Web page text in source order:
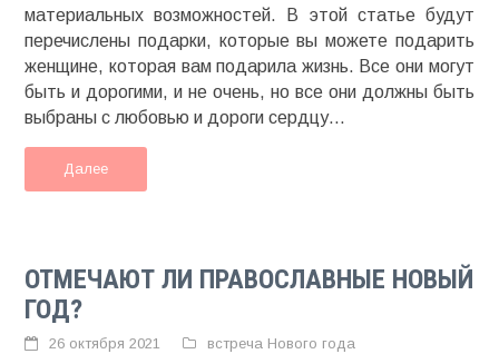
материальных возможностей. В этой статье будут
перечислены подарки, которые вы можете подарить
женщине, которая вам подарила жизнь. Все они могут
быть и дорогими, и не очень, но все они должны быть
выбраны с любовью и дороги сердцу...
Далее
ОТМЕЧАЮТ ЛИ ПРАВОСЛАВНЫЕ НОВЫЙ
ГОД?
26 октября 2021 встреча Нового года